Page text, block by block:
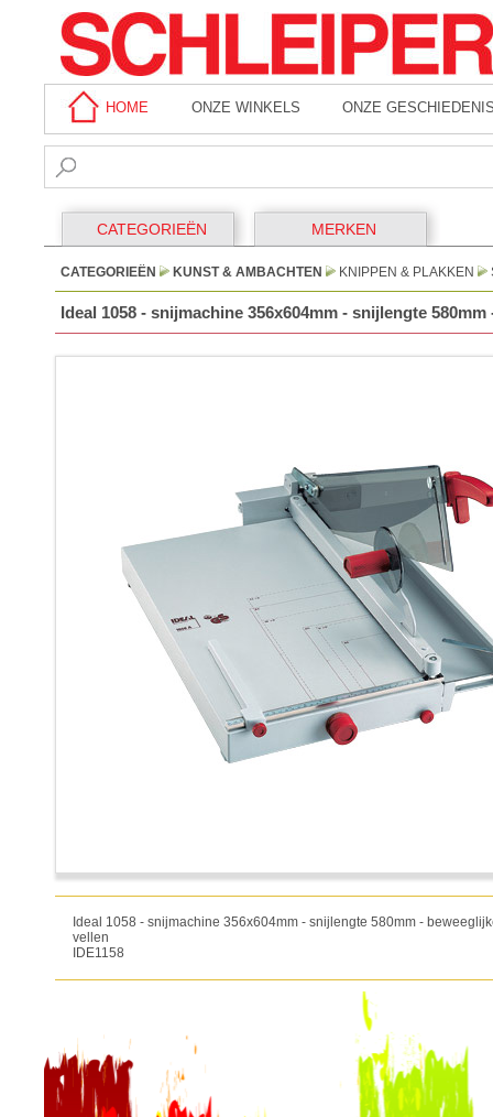
HOME ONZE WINKELS ONZE
CATEGORIEËN MERKEN
CATEGORIEËN KUNST & AMBACHTEN KNIPPEN & PLAKKEN
Ideal 1058 - snijmachine 356x604mm - snijlengte
Ideal 1058 - snijmachine 356x604mm - snijlengte 580mm -
vellen
IDE1158